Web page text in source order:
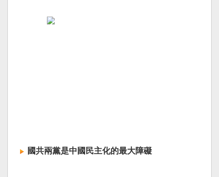
國共兩黨是中國民主化的最大障礙